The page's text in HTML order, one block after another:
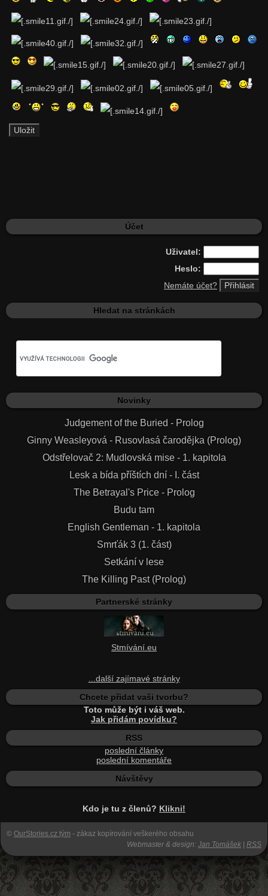
Účet
Uživatel:
Heslo:
Nemáte účet?
Hledat na stránkách
Novinky
Judgement of the Buried - Prolog
Ginny Weasleyová - Rusovlasá čarodějka (Prolog)
Odstřelovač 2: Mudlovská mise - 1. kapitola
Lesk a bída příštích dní - I. část
The Betrayal's Price - Prolog
Budu tam
English Gentleman - 1. kapitola
Smrťák 3 (1. část)
Setkání v lese
The Killing Past (Prolog)
Partnerské stránky
Stmívání.eu
...další zajímavé stránky
Chcete přidat vaši tvorbu?
Toto může být i váš web.
Jak přidám povídku?
RSS
poslední články
poslední komentáře
Návštěvy
Kdo je tu z členů? Klikni!
© OurStories.cz tým - zákaz kopírování veškerého obsahu
Webmaster & design: Jan Tomášek RSS